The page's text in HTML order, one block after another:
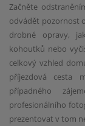
Začněte
odvádět pozornost
drobné opravy,
kohoutků nebo
celkový vzhled
příjezdová cesta
případného
profesionálního
prezentovat v tom